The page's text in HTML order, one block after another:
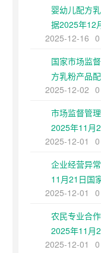
婴幼儿配方
据2025年12
第109号修正）
2025-12-16 0
国家市场监
方乳粉产品
局令第109号
2025-12-02 0
市场监督管
2025年11月
第108号第二
2025-12-01
0
企业经营异
11月21日国
第二次修正）
2025-12-01
0
农民专业合
2025年11月
第108号第二
2025-12-01
0